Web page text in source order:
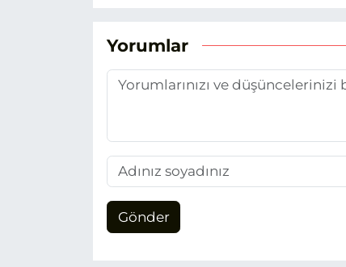
Yorumlar
Gönder